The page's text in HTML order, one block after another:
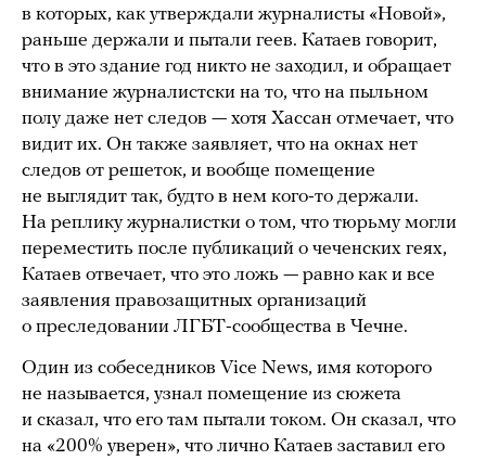
в которых, как утверждали журналисты «Новой»,
раньше держали и пытали геев. Катаев говорит,
что в это здание год никто не заходил, и обращает
внимание журналистски на то, что на пыльном
полу даже нет следов — хотя Хассан отмечает, что
видит их. Он также заявляет, что на окнах нет
следов от решеток, и вообще помещение
не выглядит так, будто в нем кого-то держали.
На реплику журналистки о том, что тюрьму могли
переместить после публикаций о чеченских геях,
Катаев отвечает, что это ложь — равно как и все
заявления правозащитных организаций
о преследовании ЛГБТ-сообщества в Чечне.
Один из собеседников Vice News, имя которого
не называется, узнал помещение из сюжета
и сказал, что его там пытали током. Он сказал, что
на «200% уверен», что лично Катаев заставил его